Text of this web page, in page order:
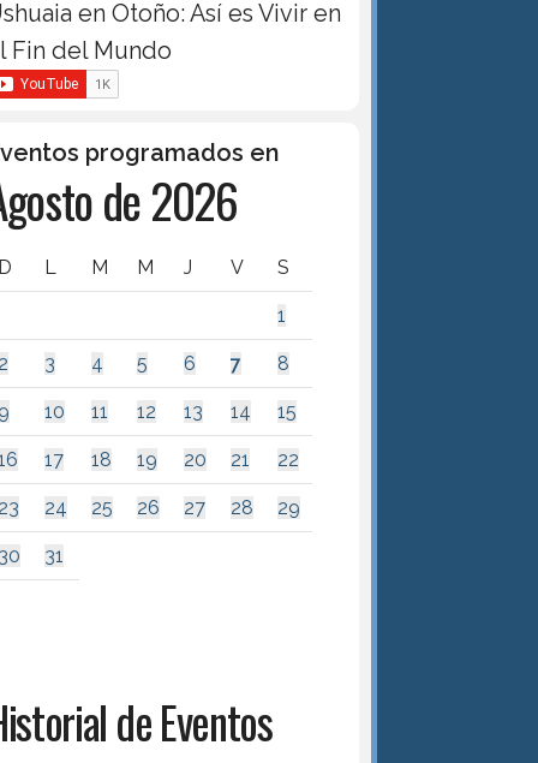
en Otoño: Así es Vivir en
Fin del Mundo
programados en
de 2026
D L M M J V S
1
2 3 4 5 6 7 8
9 10 11 12 13 14 15
17 18 19 20 21 22
23 24 25 26 27 28 29
30 31
de Eventos